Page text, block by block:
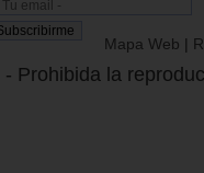
Mapa Web |
- Prohibida la